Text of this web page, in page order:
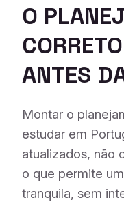
O
ANTES
Montar o
estudar em
atualizados, não
o que permite
tranquila, sem